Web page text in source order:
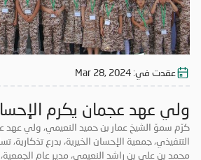
عقدت في: Mar 28, 2024
ولي عهد عجمان يكرم
كرّم سموّ الشيخ عمار بن حميد النعيمي، ولي
التنفيذي، جمعية الإحسان الخيرية، بدرع
محمد بن علي بن راشد النعيمي، مدير عام